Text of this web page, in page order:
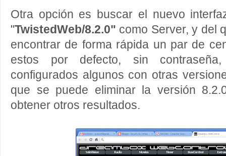
Otra opción es buscar el nuevo
"TwistedWeb/8.2.0" como Server, y del
encontrar de forma rápida un par de
estos por defecto, sin
configurados algunos con otras
que se puede eliminar la versión
obtener otros resultados.